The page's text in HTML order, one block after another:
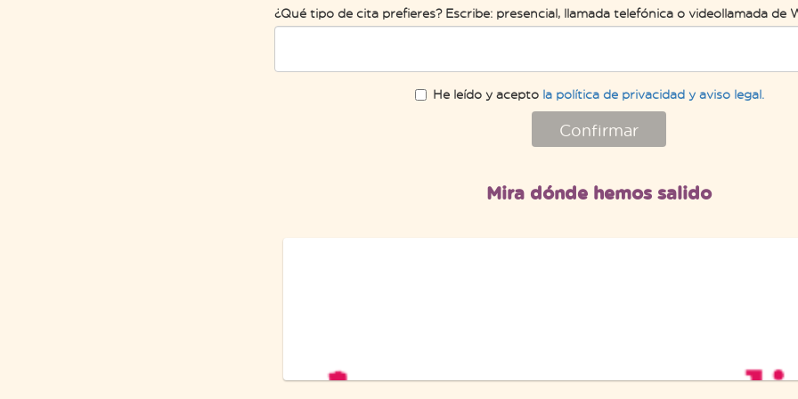
¿Qué tipo de cita prefieres? Escribe: presencial, llamada telefónica o videollamada de
He leído y acepto la política de privacidad y aviso legal.
Confirmar
Mira dónde hemos salido